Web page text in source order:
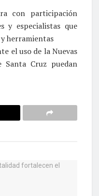
con participación
y especialistas que
herramientas
el uso de la Nuevas
Santa Cruz puedan